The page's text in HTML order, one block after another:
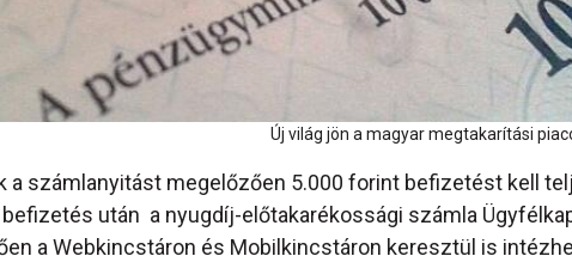
Új világ jön a magyar megtakarítási
a számlanyitást megelőzően 5.000 forint befizetést kell
után a nyugdíj-előtakarékossági számla
a Webkincstáron és Mobilkincstáron keresztül is